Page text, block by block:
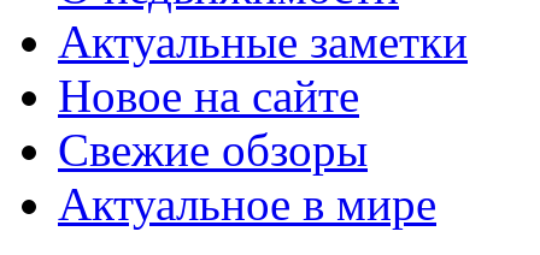
Актуальные заметки
Новое на сайте
Свежие обзоры
Актуальное в мире